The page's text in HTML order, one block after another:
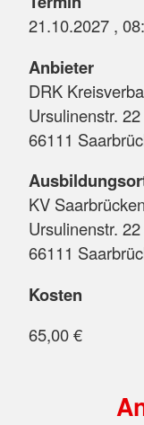
Anbieter
DRK
Ursulinenstr. 22
66111
KV
Ursulinenstr. 22
66111
Kosten
65,00 €